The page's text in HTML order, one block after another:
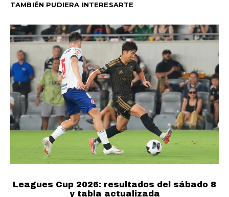
TAMBIÉN PUDIERA INTERESARTE
Leagues Cup 2026: resultados del sábado 8
y tabla actualizada